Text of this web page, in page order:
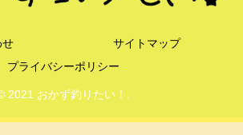
せ
サイトマップ
プライバシーポリシー
2021 おかず釣りたい！.